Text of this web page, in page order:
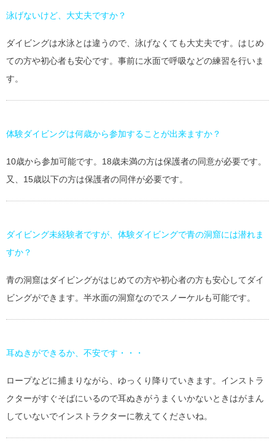
泳げないけど、大丈夫ですか？
ダイビングは水泳とは違うので、泳げなくても大丈夫です。はじめ
ての方や初心者も安心です。事前に水面で呼吸などの練習を行いま
す。
体験ダイビングは何歳から参加することが出来ますか？
10歳から参加可能です。18歳未満の方は保護者の同意が必要です。
又、15歳以下の方は保護者の同伴が必要です。
ダイビング未経験者ですが、体験ダイビングで青の洞窟には潜れま
すか？
青の洞窟はダイビングがはじめての方や初心者の方も安心してダイ
ビングができます。半水面の洞窟なのでスノーケルも可能です。
耳ぬきができるか、不安です・・・
ロープなどに捕まりながら、ゆっくり降りていきます。インストラ
クターがすぐそばにいるので耳ぬきがうまくいかないときはがまん
していないでインストラクターに教えてくださいね。